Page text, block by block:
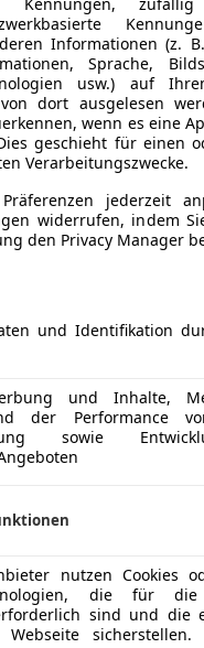
INTI-
Kennungen, zufällig
Informationen (z.
Sprache,
usw.) auf
dort ausgelesen
wenn es eine
geschieht für einen
Verarbeitungszwecke.
jederzeit
widerrufen, indem
den Privacy Manager
und Identifikation
und Inhalte,
der Performance
sowie
nutzen Cookies
die für die
sind und die
Webseite sicherstellen.